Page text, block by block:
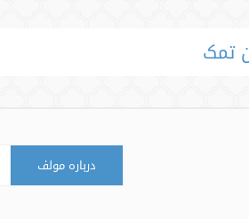
تمک
درباره مولف